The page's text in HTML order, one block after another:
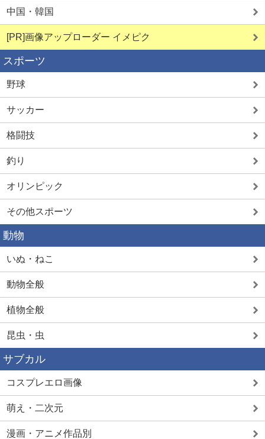
詳しく見る 詳しく見る
中国・韓国
[PR]画像アップローダー イメピク
スポーツ
野球
サッカー
格闘技
釣り
オリンピック
その他スポーツ
動物
いぬ・ねこ
動物全般
植物全般
昆虫・虫
サブカル
コスプレエロ画像
萌え・二次元
漫画・アニメ作品別